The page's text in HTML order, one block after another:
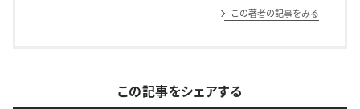
この著者の記事をみる
この記事をシェアする